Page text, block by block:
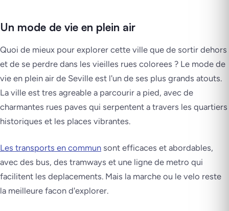
Un mode de vie en plein air
Quoi de mieux pour explorer cette ville que de sortir dehors
et de se perdre dans les vieilles rues colorees ? Le mode de
vie en plein air de Seville est l'un de ses plus grands atouts.
La ville est tres agreable a parcourir a pied, avec de
charmantes rues paves qui serpentent a travers les quartiers
historiques et les places vibrantes.
Les transports en commun sont efficaces et abordables,
avec des bus, des tramways et une ligne de metro qui
facilitent les deplacements. Mais la marche ou le velo reste
la meilleure facon d'explorer.